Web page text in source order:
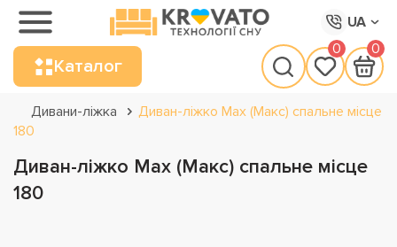
UA
Каталог
0 0
Дивани-ліжка
Диван-ліжко Max (Макс) спальне місце
180
Диван-ліжко Max (Макс) спальне місце
180